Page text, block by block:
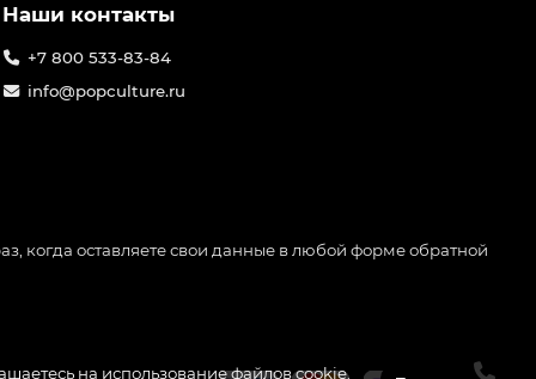
на использование файлов cookie.
Наши контакты
+7 800 533-83-84
info@popculture.ru
когда оставляете свои данные в любой форме обратной